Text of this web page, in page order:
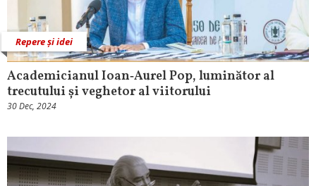
Repere și idei
Academicianul Ioan‑Aurel Pop, luminător al
trecutului și veghetor al viitorului
30 Dec, 2024